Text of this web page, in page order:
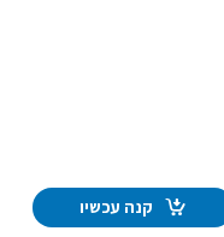
קנה עכשיו